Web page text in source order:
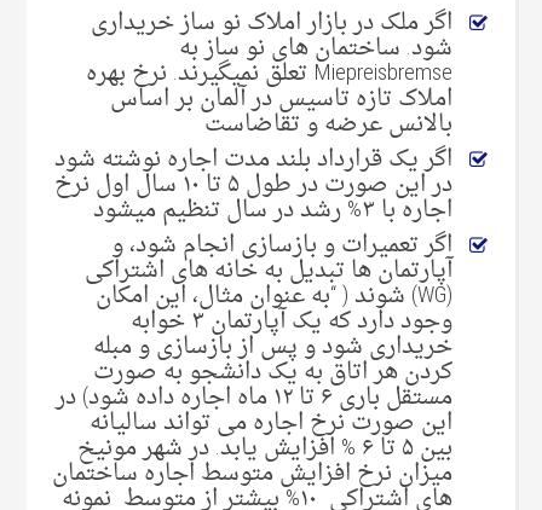
اگر ملک در بازار املاک نو ساز خریداری
شود. ساختمان های نو ساز به
Miepreisbremse تعلق نمیگیرند. نرخ بهره
املاک تازه تاسیس در آلمان بر اساس
بالانس عرضه و تقاضاست
اگر یک قرارداد بلند مدت اجاره نوشته شود
در این صورت در طول ۵ تا ۱۰ سال اول نرخ
اجاره با ۳% رشد در سال تنظیم میشود
اگر تعمیرات و بازسازی انجام شود، و
آپارتمان ها تبدیل به خانه های اشتراکی
(WG) شوند ( “به عنوان مثال، این امکان
وجود دارد که یک آپارتمان ۳ خوابه
خریداری شود و پس از بازسازی و مبله
کردن هر اتاق به یک دانشجو به صورت
مستقل باری ۶ تا ۱۲ ماه اجاره داده شود) در
این صورت نرخ اجاره می تواند سالیانه
بین ۵ تا ۶ % افزایش یابد. در شهر مونیخ
میزان نرخ افزایش متوسط اجاره ساختمان
های اشتراکی ۱۰% بیشتر از متوسط نمونه